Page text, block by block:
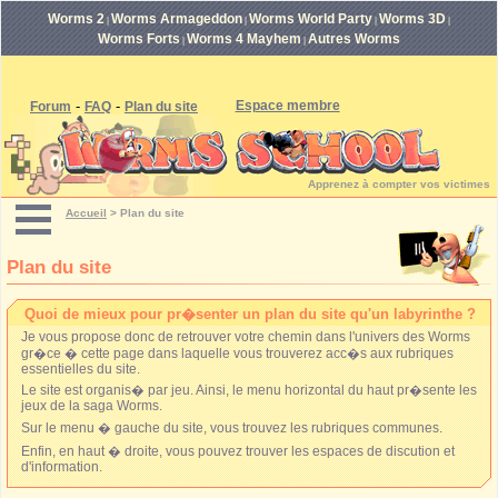
Worms 2 Worms Armageddon Worms World Party Worms 3D
Worms Forts Worms 4 Mayhem Autres Worms
Forum - FAQ - Plan du site Espace membre
Apprenez à compter vos victimes
Accueil > Plan du site
Plan du site
Quoi de mieux pour pr�senter un plan du site qu'un labyrinthe ?
Je vous propose donc de retrouver votre chemin dans l'univers des Worms
gr�ce � cette page dans laquelle vous trouverez acc�s aux rubriques
essentielles du site.
Le site est organis� par jeu. Ainsi, le menu horizontal du haut pr�sente les
jeux de la saga Worms.
Sur le menu � gauche du site, vous trouvez les rubriques communes.
Enfin, en haut � droite, vous pouvez trouver les espaces de discution et
d'information.